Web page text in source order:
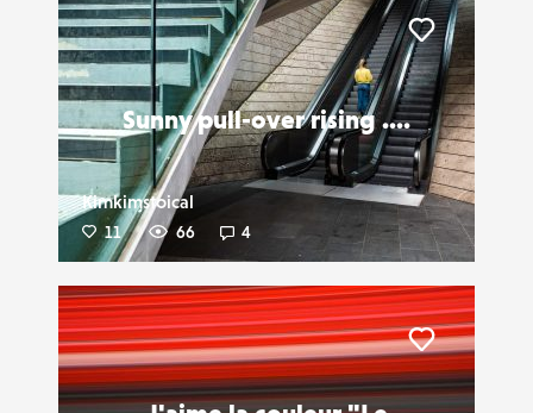
Sunny pull-over rising ....
Kimkimstoical
11 66 4
Liker